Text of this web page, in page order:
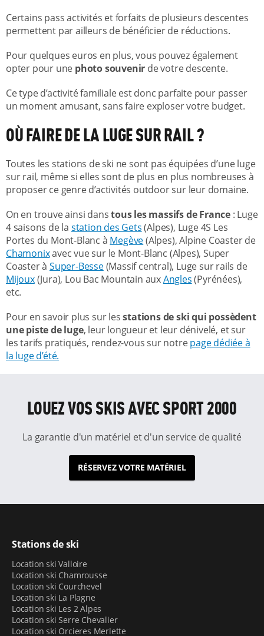
Certains pass activités et forfaits de plusieurs descentes
permettent par ailleurs de bénéficier de réductions.
Pour quelques euros en plus, vous pouvez également
opter pour une photo souvenir de votre descente.
Ce type d’activité familiale est donc parfaite pour passer
un moment amusant, sans faire exploser votre budget.
OÙ FAIRE DE LA LUGE SUR RAIL ?
Toutes les stations de ski ne sont pas équipées d’une luge
sur rail, même si elles sont de plus en plus nombreuses à
proposer ce genre d’activités outdoor sur leur domaine.
On en trouve ainsi danstous les massifs de France : Luge
4 saisons de la station des Gets(Alpes), Luge 4S Les
Portes du Mont-Blanc à Megève(Alpes), Alpine Coaster de
Chamonixavec vue sur le Mont-Blanc (Alpes), Super
Coaster à Super-Besse(Massif central), Luge sur rails de
Mijoux(Jura), Lou Bac Mountain auxAngles(Pyrénées),
etc.
Pour en savoir plus sur lesstations de ski qui possèdent
une piste de luge, leur longueur et leur dénivelé, et sur
les tarifs pratiqués, rendez-vous sur notrepage dédiée à
la luge d’été.
LOUEZ VOS SKIS AVEC SPORT 2000
La garantie d'un matériel et d'un service de qualité
RÉSERVEZ VOTRE MATÉRIEL
Stations de ski
Location ski Valloire
Location ski Chamrousse
Location ski Courchevel
Location ski La Plagne
Location ski Les 2 Alpes
Location ski Serre Chevalier
Location ski Orcieres Merlette